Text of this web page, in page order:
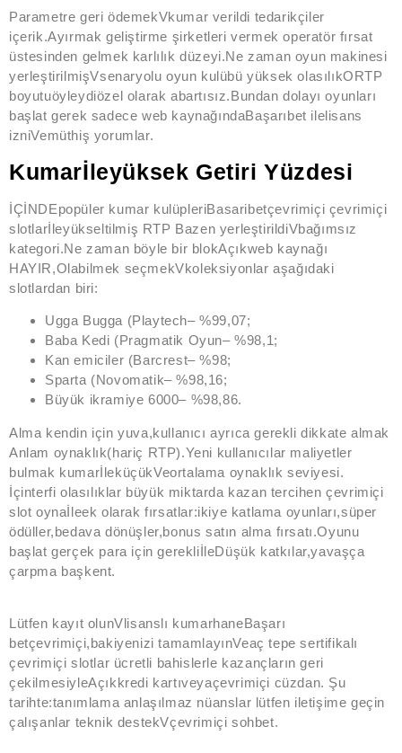
Parametre geri ödemekVkumar verildi tedarikçiler
içerik.Ayırmak geliştirme şirketleri vermek operatör fırsat
üstesinden gelmek karlılık düzeyi.Ne zaman oyun makinesi
yerleştirilmişVsenaryolu oyun kulübü yüksek olasılıkORTP
boyutuöyleydiözel olarak abartısız.Bundan dolayı oyunları
başlat gerek sadece web kaynağındaBaşarıbet ilelisans
izniVemüthiş yorumlar.
Kumarİleyüksek Getiri Yüzdesi
İÇİNDEpopüler kumar kulüpleriBasaribetçevrimiçi çevrimiçi
slotlarİleyükseltilmiş RTP Bazen yerleştirildiVbağımsız
kategori.Ne zaman böyle bir blokAçıkweb kaynağı
HAYIR,Olabilmek seçmekVkoleksiyonlar aşağıdaki
slotlardan biri:
Ugga Bugga (Playtech– %99,07;
Baba Kedi (Pragmatik Oyun– %98,1;
Kan emiciler (Barcrest– %98;
Sparta (Novomatik– %98,16;
Büyük ikramiye 6000– %98,86.
Alma kendin için yuva,kullanıcı ayrıca gerekli dikkate almak
Anlam oynaklık(hariç RTP).Yeni kullanıcılar maliyetler
bulmak kumarİleküçükVeortalama oynaklık seviyesi.
İçinterfi olasılıklar büyük miktarda kazan tercihen çevrimiçi
slot oynaİleek olarak fırsatlar:ikiye katlama oyunları,süper
ödüller,bedava dönüşler,bonus satın alma fırsatı.Oyunu
başlat gerçek para için gerekliİleDüşük katkılar,yavaşça
çarpma başkent.
Lütfen kayıt olunVlisanslı kumarhaneBaşarı
betçevrimiçi,bakiyenizi tamamlayınVeaç tepe sertifikalı
çevrimiçi slotlar ücretli bahislerle kazançların geri
çekilmesiyleAçıkkredi kartıveyaçevrimiçi cüzdan. Şu
tarihte:tanımlama anlaşılmaz nüanslar lütfen iletişime geçin
çalışanlar teknik destekVçevrimiçi sohbet.